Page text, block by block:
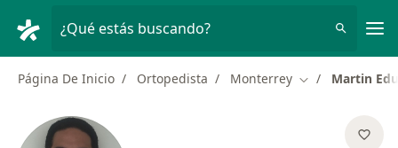
¿Qué estás buscando?
Página De Inicio Ortopedista Monterrey Cambiar de
Martin